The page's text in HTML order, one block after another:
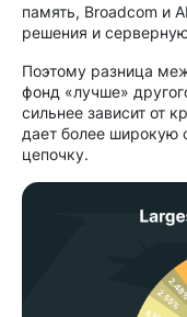
память, Broadcom и
решения и
Поэтому разница
фонд «лучше»
сильнее зависит от
дает более широкую
цепочку.